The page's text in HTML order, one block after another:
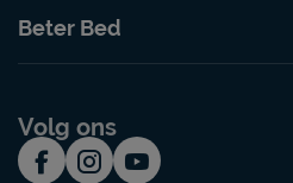
Beter Bed
Volg ons